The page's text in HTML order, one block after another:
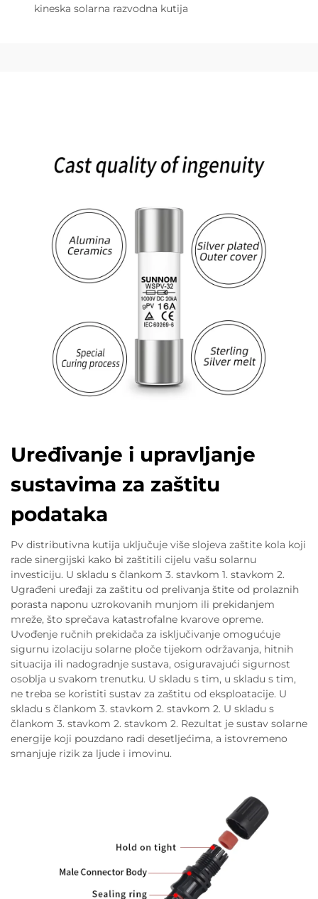
kineska solarna razvodna kutija
Uređivanje i upravljanje
sustavima za zaštitu
podataka
Pv distributivna kutija uključuje više slojeva zaštite kola koji
rade sinergijski kako bi zaštitili cijelu vašu solarnu
investiciju. U skladu s člankom 3. stavkom 1. stavkom 2.
Ugrađeni uređaji za zaštitu od prelivanja štite od prolaznih
porasta naponu uzrokovanih munjom ili prekidanjem
mreže, što sprečava katastrofalne kvarove opreme.
Uvođenje ručnih prekidača za isključivanje omogućuje
sigurnu izolaciju solarne ploče tijekom održavanja, hitnih
situacija ili nadogradnje sustava, osiguravajući sigurnost
osoblja u svakom trenutku. U skladu s tim, u skladu s tim,
ne treba se koristiti sustav za zaštitu od eksploatacije. U
skladu s člankom 3. stavkom 2. stavkom 2. U skladu s
člankom 3. stavkom 2. stavkom 2. Rezultat je sustav solarne
energije koji pouzdano radi desetljećima, a istovremeno
smanjuje rizik za ljude i imovinu.